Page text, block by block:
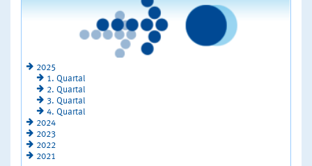
2025
1. Quartal
2. Quartal
3. Quartal
4. Quartal
2024
2023
2022
2021